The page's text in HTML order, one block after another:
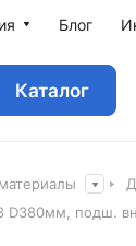
Блог
Каталог
D380мм, подш.